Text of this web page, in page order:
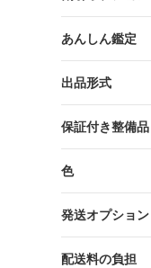
あんしん鑑定
出品形式
保証付き整備品
色
発送オプション
配送料の負担